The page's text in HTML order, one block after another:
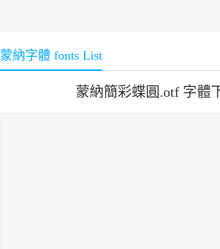
蒙納字體 fonts List
蒙納簡彩蝶圓.otf 字體